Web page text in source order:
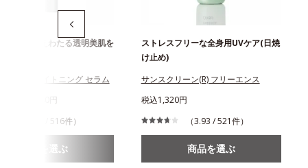
最高の冴えわたる透明美肌を
スド ブライトニング セラム
円～8,280円
（4.38 / 516件）
商品を選ぶ
ストレスフリーな全身用UVケア(日焼
け止め)
サンスクリーン(R) フリーエンス
税込1,320円
（3.93 / 521件）
商品を選ぶ